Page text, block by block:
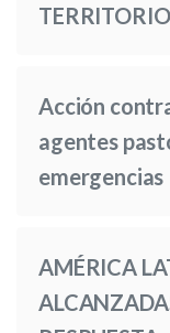
Acción
agentes
emergencias
AMÉRICA